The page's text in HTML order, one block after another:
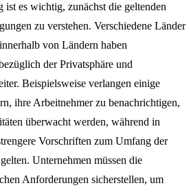
ist es wichtig, zunächst die geltenden
zu verstehen. Verschiedene Länder
von Ländern haben
der Privatsphäre und
Beispielsweise verlangen einige
ihre Arbeitnehmer zu benachrichtigen,
überwacht werden, während in
Vorschriften zum Umfang der
Unternehmen müssen die
Anforderungen sicherstellen, um